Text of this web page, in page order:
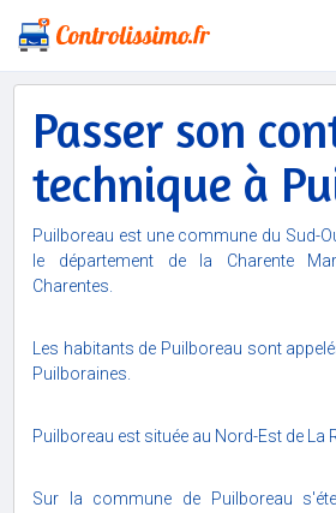
Passer son
technique à
Puilboreau est une commune du Sud-
le département de la Charente
Charentes.
Les habitants de Puilboreau sont
Puilboraines.
Puilboreau est située au Nord-Est de La
Sur la commune de Puilboreau